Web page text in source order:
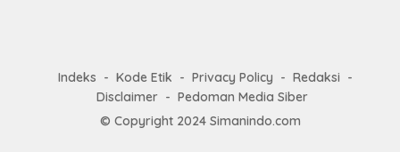
Indeks Kode Etik Privacy Policy
Redaksi
Disclaimer
Pedoman Media Siber
© Copyright 2024 Simanindo.com